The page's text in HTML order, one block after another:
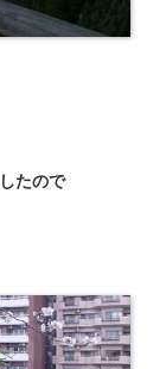
たので